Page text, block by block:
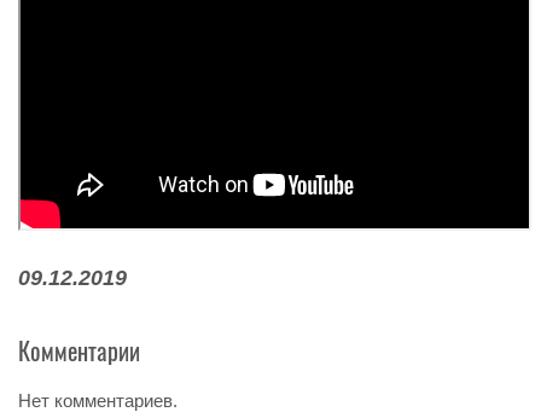
09.12.2019
Комментарии
Нет комментариев.